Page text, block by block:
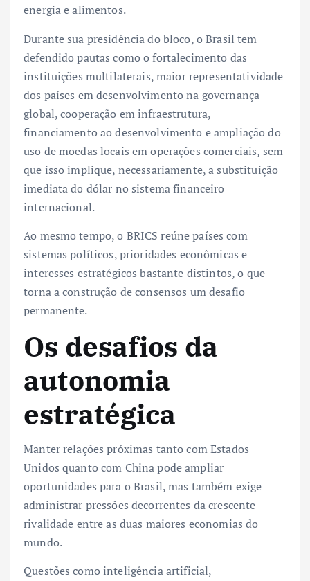
energia e alimentos.
Durante sua presidência do bloco, o Brasil tem
defendido pautas como o fortalecimento das
instituições multilaterais, maior representatividade
dos países em desenvolvimento na governança
global, cooperação em infraestrutura,
financiamento ao desenvolvimento e ampliação do
uso de moedas locais em operações comerciais, sem
que isso implique, necessariamente, a substituição
imediata do dólar no sistema financeiro
internacional.
Ao mesmo tempo, o BRICS reúne países com
sistemas políticos, prioridades econômicas e
interesses estratégicos bastante distintos, o que
torna a construção de consensos um desafio
permanente.
Os desafios da
autonomia
estratégica
Manter relações próximas tanto com Estados
Unidos quanto com China pode ampliar
oportunidades para o Brasil, mas também exige
administrar pressões decorrentes da crescente
rivalidade entre as duas maiores economias do
mundo.
Questões como inteligência artificial,